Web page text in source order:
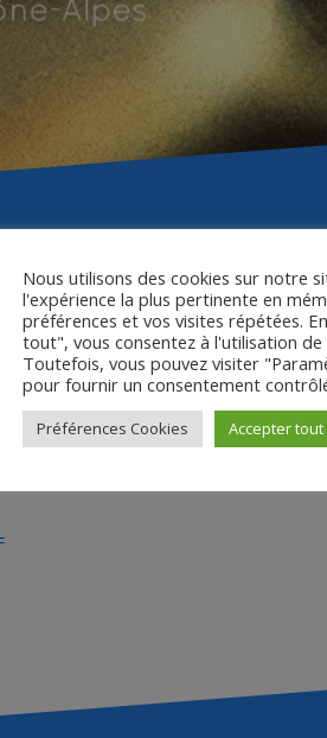
« Présenter
Nous utilisons des cookies sur notre
l'expérience la plus pertinente en
préférences et vos visites répétées.
tout", vous consentez à l'utilisation de
Toutefois, vous pouvez visiter
pour fournir un consentement
Préférences Cookies Accepter tout